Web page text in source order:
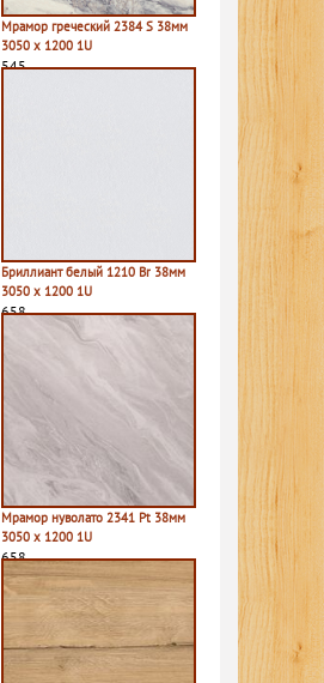
Мрамор греческий 2384 S 38мм
3050 х 1200 1U
545
Бриллиант белый 1210 Br 38мм
3050 х 1200 1U
658
Мрамор нуволато 2341 Pt 38мм
3050 х 1200 1U
658